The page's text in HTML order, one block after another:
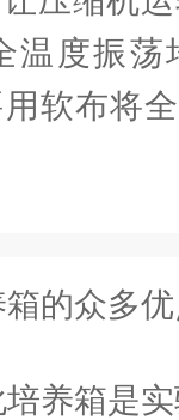
温度振
软布将
的众多
养箱是